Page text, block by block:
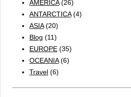
AMERICA(26)
ANTARCTICA(4)
ASIA(20)
Blog (11)
EUROPE (35)
OCEANIA(6)
Travel (6)